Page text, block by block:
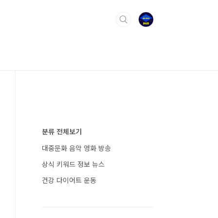
분류 전체보기
대중문화 음악 영화 방송
상식 키워드 정보 뉴스
건강 다이어트 운동